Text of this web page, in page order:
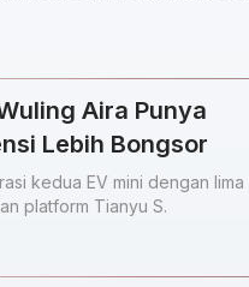
Aira Punya
Lebih Bongsor
kedua EV mini dengan lima
platform Tianyu S.